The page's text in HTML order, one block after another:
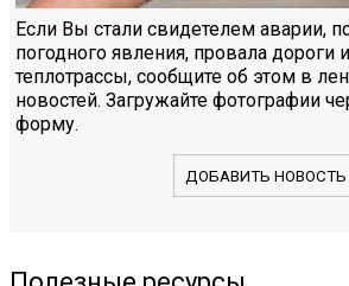
Если Вы стали свидетелем аварии,
погодного явления, провала дороги
теплотрассы, сообщите об этом в
новостей. Загружайте фотографии
форму.
ДОБАВИТЬ НОВОСТЬ